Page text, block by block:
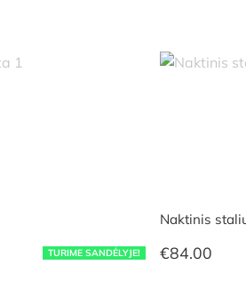
TURIME SANDĖLYJE!
Naktinis
€84.00